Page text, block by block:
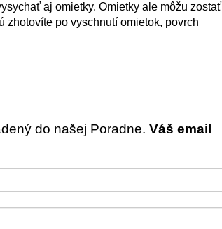
aj omietky. Omietky ale môžu zostať
po vyschnutí omietok, povrch
do našej Poradne. Váš email